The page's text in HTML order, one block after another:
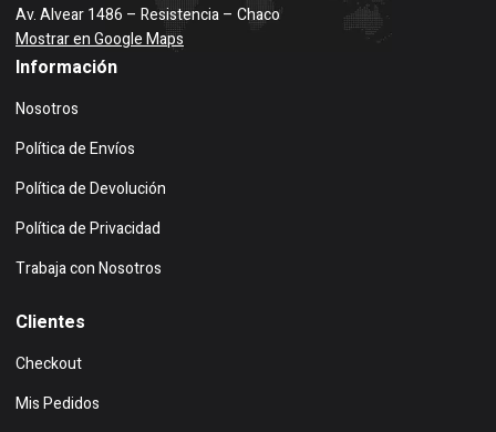
Av. Alvear 1486 – Resistencia – Chaco
Mostrar en Google Maps
Información
Nosotros
Política de Envíos
Política de Devolución
Política de Privacidad
Trabaja con Nosotros
Clientes
Checkout
Mis Pedidos